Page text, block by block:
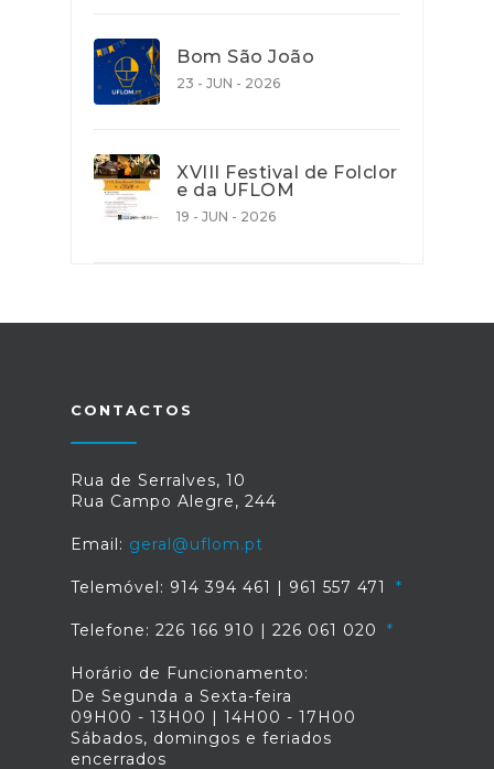
Bom São João
23 - JUN - 2026
XVIII Festival de Folclor
e da UFLOM
19 - JUN - 2026
CONTACTOS
Rua de Serralves, 10
Rua Campo Alegre, 244
Email: geral@uflom.pt
Telemóvel: 914 394 461 | 961 557 471
Telefone: 226 166 910 | 226 061 020
Horário de Funcionamento:
De Segunda a Sexta-feira
09H00 - 13H00 | 14H00 - 17H00
Sábados, domingos e feriados
encerrados